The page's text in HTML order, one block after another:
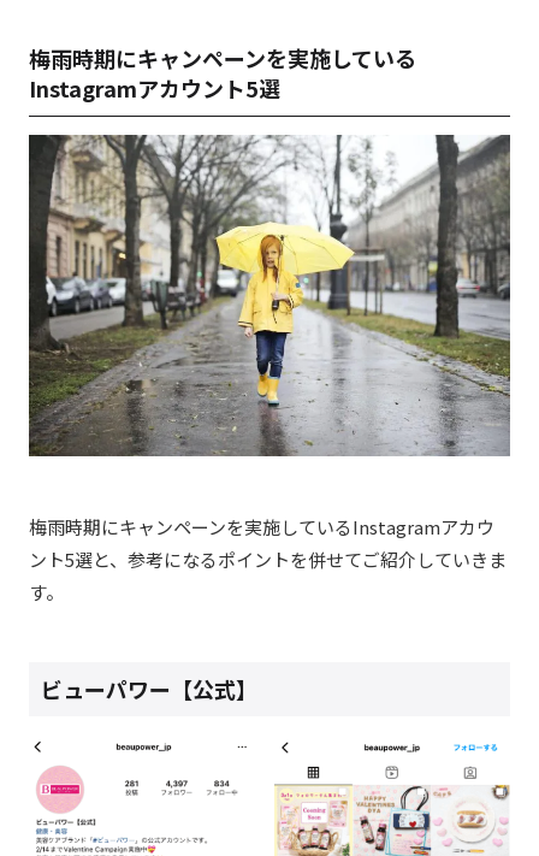
梅雨時期にキャンペーンを実施している
Instagramアカウント5選
梅雨時期にキャンペーンを実施しているInstagramアカウ
ント5選と、参考になるポイントを併せてご紹介していきま
す。
ビューパワー【公式】